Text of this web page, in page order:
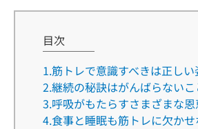
目次
1.筋トレで意識すべきは正しい
2.継続の秘訣はがんばらないこ
3.呼吸がもたらすさまざまな恩
4.食事と睡眠も筋トレに欠か